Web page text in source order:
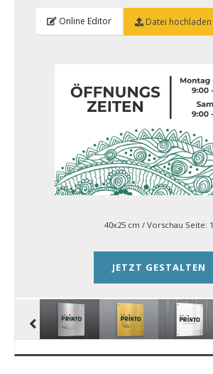
Online Editor Datei hochladen
40x25 cm / Vorschau Seite: 1
JETZT GESTALTEN